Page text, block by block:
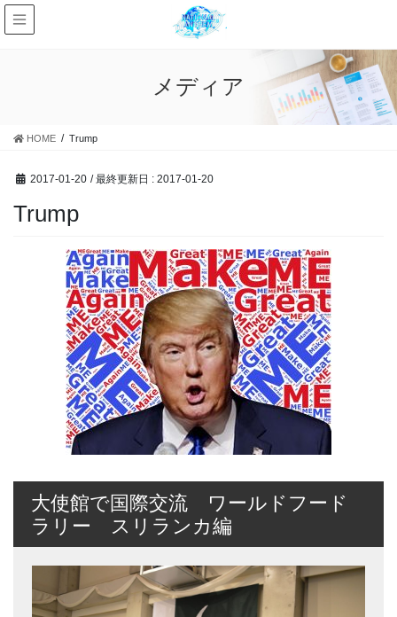
メディア
HOME Trump
2017-01-20 / 最終更新日 : 2017-01-20
Trump
大使館で国際交流 ワールドフード
ラリー スリランカ編